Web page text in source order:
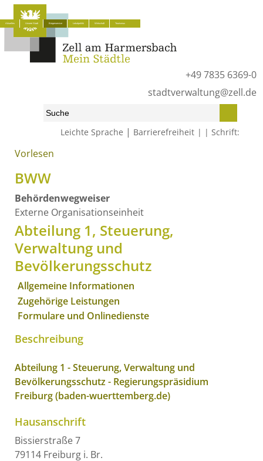
+49 7835 6369-0
stadtverwaltung@zell.de
Leichte Sprache | Barrierefreiheit Schrift:
Aktuelles Unsere Stadt Bürgerservice Lokalpolitik Wirtschaft Tourismus
Start» Bürgerservice »
Vorlesen
BWW
Behördenwegweiser
Externe Organisationseinheit
Abteilung 1, Steuerung,
Verwaltung und
Bevölkerungsschutz
Allgemeine Informationen
Zugehörige Leistungen
Formulare und Onlinedienste
Beschreibung
Abteilung 1 - Steuerung, Verwaltung und
Bevölkerungsschutz - Regierungspräsidium
Freiburg (baden-wuerttemberg.de)
Hausanschrift
Bissierstraße 7
79114 Freiburg i. Br.